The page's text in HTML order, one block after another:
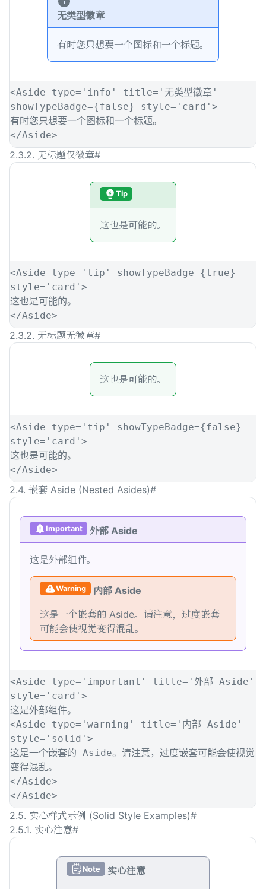
无类型徽章
有时您只想要一个图标和一个标题。
<Aside type= ' info ' title= ' 无类型徽章 '
showTypeBadge={false} style= ' card ' >
有时您只想要一个图标和一个标题。
</Aside>
2.3.2. 无标题仅徽章#
Tip
这也是可能的。
<Aside type= ' tip ' showTypeBadge={true}
style= ' card ' >
这也是可能的。
</Aside>
2.3.2. 无标题无徽章#
这也是可能的。
<Aside type= ' tip ' showTypeBadge={false}
style= ' card ' >
这也是可能的。
</Aside>
2.4. 嵌套 Aside (Nested Asides)#
Important 外部 Aside
这是外部组件。
Warning
内部 Aside
这是一个嵌套的 Aside。请注意，过度嵌套
可能会使视觉变得混乱。
<Aside type= ' important ' title= ' 外部 Aside '
style= ' card ' >
这是外部组件。
<Aside type= ' warning ' title= ' 内部 Aside '
style= ' solid ' >
这是一个嵌套的 Aside。请注意，过度嵌套可能会使视觉
变得混乱。
</Aside>
</Aside>
2.5. 实心样式示例 (Solid Style Examples)#
2.5.1. 实心注意#
Note
实心注意